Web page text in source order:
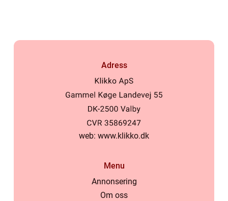
Adress
web: www.klikko.dk
Menu
Annonsering
Om oss